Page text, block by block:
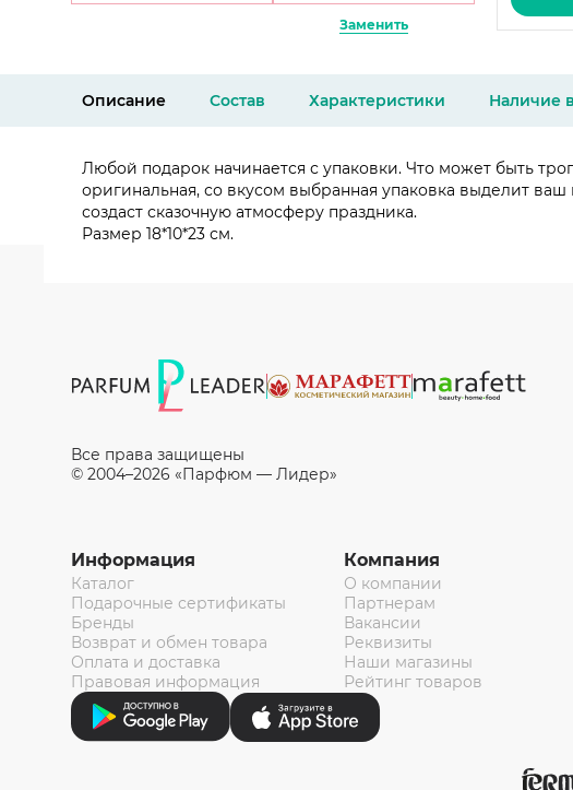
Заменить
Описание Состав Характеристики Наличие
Любой подарок начинается с упаковки. Что может быть
оригинальная, со вкусом выбранная упаковка выделит
создаст сказочную атмосферу праздника.
Размер 18*10*23 см.
Все права защищены
© 2004–2026 «Парфюм — Лидер»
Информация
Каталог
Подарочные сертификаты
Бренды
Возврат и обмен товара
Оплата и доставка
Правовая информация
Компания
О компании
Партнерам
Вакансии
Реквизиты
Наши магазины
Рейтинг товаров